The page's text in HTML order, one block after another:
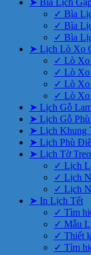
✓ Bìa
✓ Bìa
✓ Bìa
➤ Lịch Lò Xo
✓ Lò Xo
✓ Lò Xo
✓ Lò Xo
✓ Lò Xo
➤ Lịch Gỗ
➤ Lịch Gỗ
➤ Lịch Khung
➤ Lịch Phù
➤ Lịch Tờ
✓ Lịch
✓ Lịch
✓ Lịch
➤ In Lịch Tết
✓ Tìm
✓ Mẫu
✓ Thiết
✓ Tìm